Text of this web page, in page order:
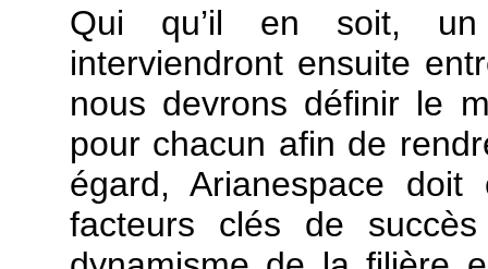
Qui qu’il en soit, un
interviendront ensuite
nous devrons définir le
pour chacun afin de
égard, Arianespace
facteurs clés de